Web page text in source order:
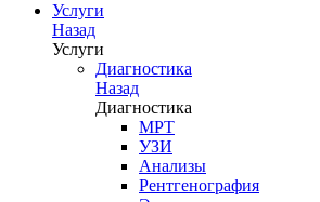
Услуги
Назад
Услуги
Диагностика
Назад
Диагностика
МРТ
УЗИ
Анализы
Рентгенография